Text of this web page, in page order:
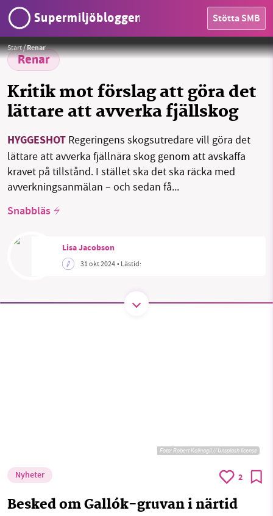
Supermiljöbloggen Stötta SMB
HEM
OMRÅDEN
MILJÖFAKTA
OM OSS
Threads
Start/Renar
Renar
Kritik mot förslag att göra det
lättare att avverka fjällskog
HYGGESHOT Regeringens skogsutredare vill göra det
lättare att avverka fjällnära skog genom att avskaffa
kravet på tillstånd. I stället ska det ska räcka med
avverkningsanmälan – och sedan få...
Snabbläs
Lisa Jacobson
31 okt 2024• Lästid:
Foto:Jian Liu/Unsplash
Foto:Robert Kalinagil // Unsplash license
Nyheter 2
Besked om Gallók-gruvan i närtid
SMB kämpar för en hållbar framtid. Sedan
starten 2010 har vår ideella redaktion drivit
miljödebatten framåt genom
nyhetsbevakning och granskningar. Nu vill vi
utveckla vårt arbete – och vi hoppas att du
Stötta vårt arbete genom att swisha en slant till
Läs vad vi vill göra